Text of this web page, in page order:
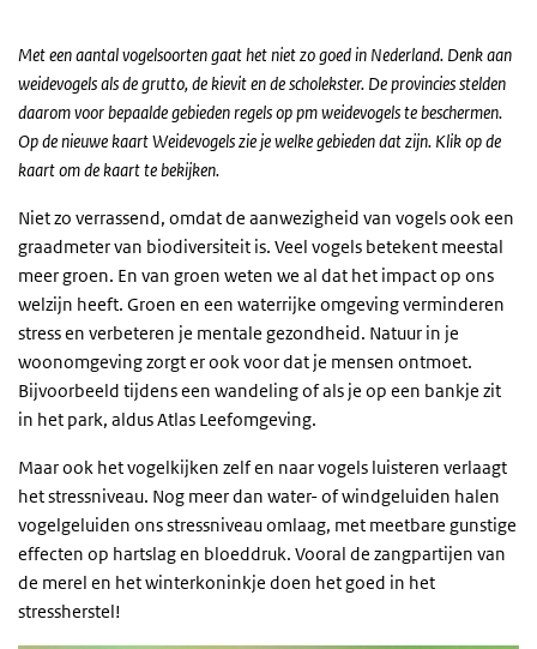
Met een aantal vogelsoorten gaat het niet zo goed in Nederland. Denk aan
weidevogels als de grutto, de kievit en de scholekster. De provincies stelden
daarom voor bepaalde gebieden regels op pm weidevogels te beschermen.
Op de nieuwe kaart Weidevogels zie je welke gebieden dat zijn. Klik op de
kaart om de kaart te bekijken.
Niet zo verrassend, omdat de aanwezigheid van vogels ook een
graadmeter van biodiversiteit is. Veel vogels betekent meestal
meer groen. En van groen weten we al dat het impact op ons
welzijn heeft. Groen en een waterrijke omgeving verminderen
stress en verbeteren je mentale gezondheid. Natuur in je
woonomgeving zorgt er ook voor dat je mensen ontmoet.
Bijvoorbeeld tijdens een wandeling of als je op een bankje zit
in het park, aldus Atlas Leefomgeving.
Maar ook het vogelkijken zelf en naar vogels luisteren verlaagt
het stressniveau. Nog meer dan water- of windgeluiden halen
vogelgeluiden ons stressniveau omlaag, met meetbare gunstige
effecten op hartslag en bloeddruk. Vooral de zangpartijen van
de merel en het winterkoninkje doen het goed in het
stressherstel!